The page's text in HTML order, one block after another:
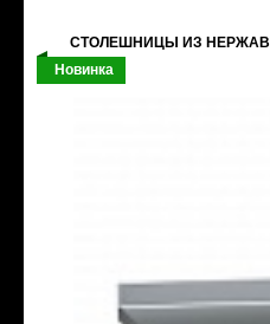
СТОЛЕШНИЦЫ ИЗ
Новинка